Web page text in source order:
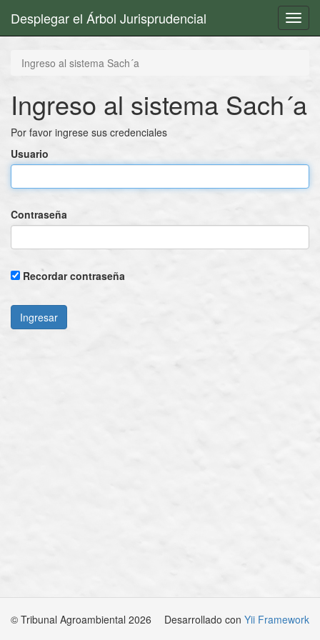
Desplegar el Árbol Jurisprudencial
Ingreso al sistema Sach´a
Ingreso al sistema Sach´a
Por favor ingrese sus credenciales
Usuario
Contraseña
Recordar contraseña
Ingresar
© Tribunal Agroambiental 2026 Desarrollado con Yii Framework